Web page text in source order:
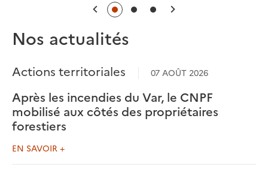
Nos actualités
Actions territoriales 07 AOÛT 2026
Après les incendies du Var, le CNPF
mobilisé aux côtés des propriétaires
forestiers
EN SAVOIR +